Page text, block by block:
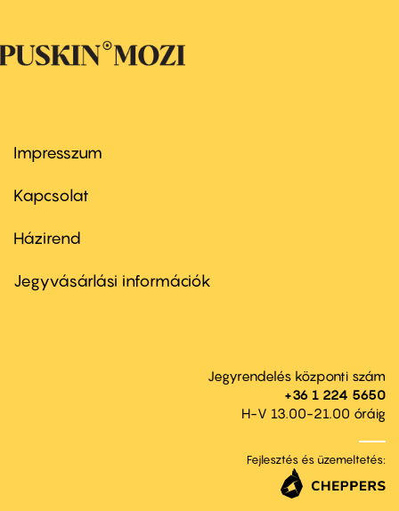
Footer
first
Impresszum
Kapcsolat
Footer
second
Házirend
Jegyvásárlási információk
Jegyrendelés központi szám
+36 1 224 5650
H-V 13.00-21.00 óráig
Fejlesztés és üzemeltetés: